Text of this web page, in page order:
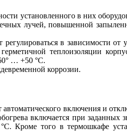
установленного в них
лучей, повышенной
в зависимости от
теплоизоляции
… +50 °С.
коррозии.
включения и
включается при
Кроме того в термошкафе